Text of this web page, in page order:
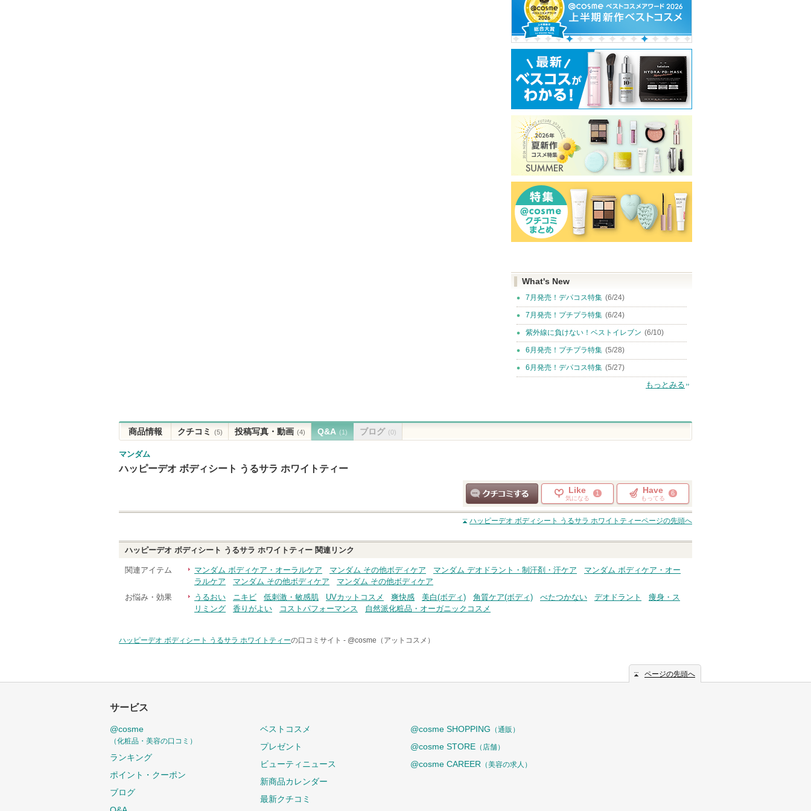
What's New
7月発売！デパコス特集 (6/24)
7月発売！プチプラ特集 (6/24)
紫外線に負けない！ベストイレブン (6/10)
6月発売！プチプラ特集 (5/28)
6月発売！デパコス特集 (5/27)
もっとみる
商品情報 クチコミ (5) 投稿写真・動画 (4) Q&A (1) ブログ (0)
マンダム
ハッピーデオ ボディシート うるサラ ホワイトティー
クチコミする
Like
気になる
1 Have
もってる
6
ハッピーデオ ボディシート うるサラ ホワイトティーページの先頭へ
ハッピーデオ ボディシート うるサラ ホワイトティー 関連リンク
関連アイテム マンダム ボディケア・オーラルケア マンダム その他ボディケア マンダム デオドラント・制汗剤・汗ケア
マンダム ボディケア・オー
ラルケア
マンダム その他ボディケア
マンダム その他ボディケア
お悩み・効果
うるおい ニキビ 低刺激・敏感肌 UVカットコスメ 爽快感 美白(ボディ) 角質ケア(ボディ) べたつかない デオドラント
痩身・ス
リミング
香りがよい コストパフォーマンス 自然派化粧品・オーガニックコスメ
ハッピーデオ ボディシート うるサラ ホワイトティーの口コミサイト - @cosme（アットコスメ）
ページの先頭へ
サービス
@cosme
（化粧品・美容の口コミ）
ランキング
ポイント・クーポン
ブログ
ベストコスメ
プレゼント
ビューティニュース
新商品カレンダー
最新クチコミ
@cosme SHOPPING （通販）
@cosme STORE （店舗）
@cosme CAREER （美容の求人）